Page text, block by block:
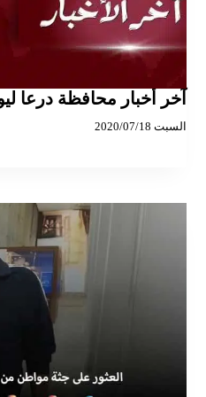
آخر أخبار محافظة درعا ليوم
السبت 2020/07/18